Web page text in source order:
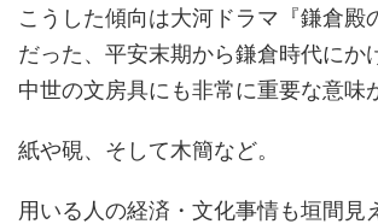
こうした傾向は大河ドラマ『鎌倉殿
だった、平安末期から鎌倉時代にか
中世の文房具にも非常に重要な意味
紙や硯、そして木簡など。
用いる人の経済・文化事情も垣間見